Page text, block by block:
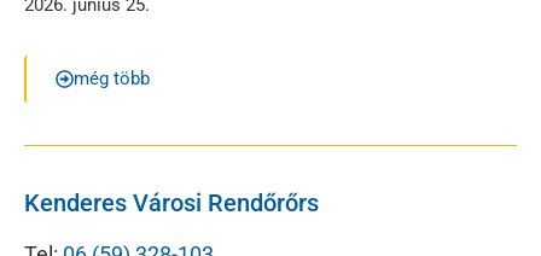
2026. június 25.
még több
Kenderes Városi Rendőrőrs